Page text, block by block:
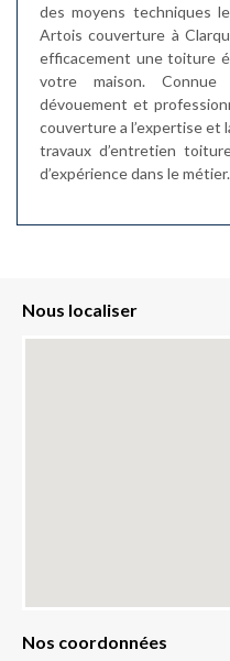
des moyens techniques
Artois couverture à
efficacement une toiture
votre maison.
dévouement et
couverture a l’expertise et
travaux d’entretien
d’expérience dans le métier.
Nous localiser
Nos coordonnées